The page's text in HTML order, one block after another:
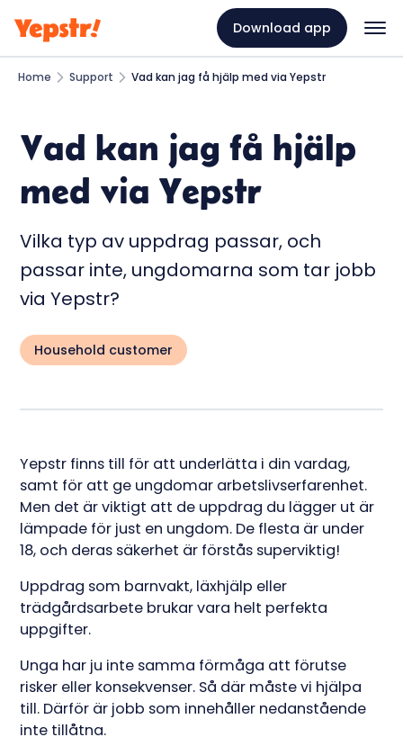
Download app
Home Support Vad kan jag få hjälp med via Yepstr
Vad kan jag få hjälp
med via Yepstr
Vilka typ av uppdrag passar, och
passar inte, ungdomarna som tar jobb
via Yepstr?
Household customer
Yepstr finns till för att underlätta i din vardag,
samt för att ge ungdomar arbetslivserfarenhet.
Men det är viktigt att de uppdrag du lägger ut är
lämpade för just en ungdom. De flesta är under
18, och deras säkerhet är förstås superviktig!
Uppdrag som barnvakt, läxhjälp eller
trädgårdsarbete brukar vara helt perfekta
uppgifter.
Unga har ju inte samma förmåga att förutse
risker eller konsekvenser. Så där måste vi hjälpa
till. Därför är jobb som innehåller nedanstående
inte tillåtna.